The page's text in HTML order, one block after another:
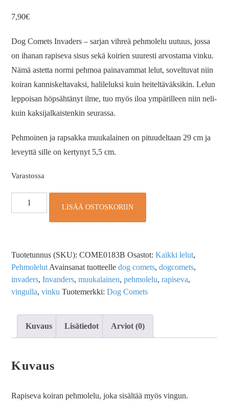
7,90€
Dog Comets Invaders – sarjan vihreä pehmolelu uutuus, jossa
on ihanan rapiseva sisus sekä koirien suuresti arvostama vinku.
Nämä astetta normi pehmoa painavammat lelut, soveltuvat niin
koiran kanniskeltavaksi, halileluksi kuin heiteltäväksikin. Lelun
leppoisan höpsähtänyt ilme, tuo myös iloa ympärilleen niin neli-
kuin kaksijalkaistenkin seurassa.
Pehmoinen ja rapsakka muukalainen on pituudeltaan 29 cm ja
leveyttä sille on kertynyt 5,5 cm.
Varastossa
LISÄÄ OSTOSKORIIN
Tuotetunnus (SKU):COME0183B Osastot:Kaikki lelut,
Pehmolelut Avainsanat tuotteelledog comets,dogcomets,
invaders,Invanders,muukalainen,pehmolelu,rapiseva,
vingulla,vinku Tuotemerkki:Dog Comets
Kuvaus Lisätiedot Arviot (0)
Kuvaus
Rapiseva koiran pehmolelu, joka sisältää myös vingun.